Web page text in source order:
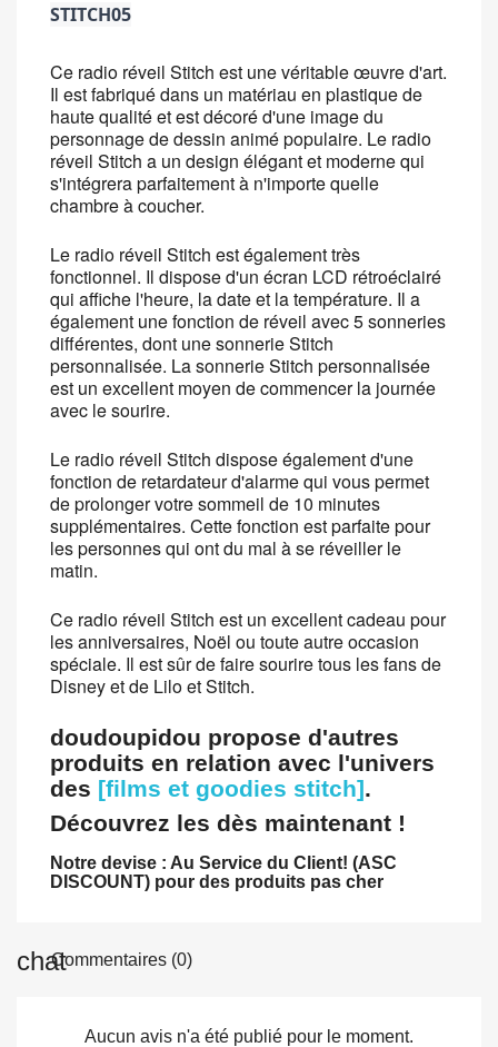
STITCH05
Ce radio réveil Stitch est une véritable œuvre d'art.
Il est fabriqué dans un matériau en plastique de
haute qualité et est décoré d'une image du
personnage de dessin animé populaire. Le radio
réveil Stitch a un design élégant et moderne qui
s'intégrera parfaitement à n'importe quelle
chambre à coucher.
Le radio réveil Stitch est également très
fonctionnel. Il dispose d'un écran LCD rétroéclairé
qui affiche l'heure, la date et la température. Il a
également une fonction de réveil avec 5 sonneries
différentes, dont une sonnerie Stitch
personnalisée. La sonnerie Stitch personnalisée
est un excellent moyen de commencer la journée
avec le sourire.
Le radio réveil Stitch dispose également d'une
fonction de retardateur d'alarme qui vous permet
de prolonger votre sommeil de 10 minutes
supplémentaires. Cette fonction est parfaite pour
les personnes qui ont du mal à se réveiller le
matin.
Ce radio réveil Stitch est un excellent cadeau pour
les anniversaires, Noël ou toute autre occasion
spéciale. Il est sûr de faire sourire tous les fans de
Disney et de Lilo et Stitch.
doudoupidou propose d'autres
produits en relation avec l'univers
des [films et goodies stitch].
Découvrez les dès maintenant !
Notre devise : Au Service du Client! (ASC
DISCOUNT) pour des produits pas cher
Commentaires (0)
Aucun avis n'a été publié pour le moment.